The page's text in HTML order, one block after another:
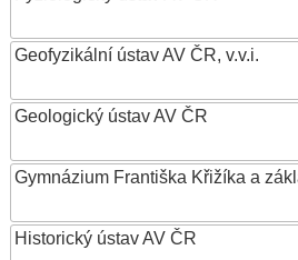
Geofyzikální ústav AV ČR, v.v.i.
Geologický ústav AV ČR
Gymnázium Františka Křižíka a
Historický ústav AV ČR